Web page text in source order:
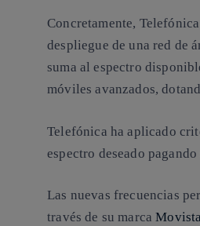
Concretamente,
despliegue de una red de
suma al espectro
móviles avanzados,
Telefónica ha aplicado
espectro deseado
Las nuevas frecuencias
través de su marca